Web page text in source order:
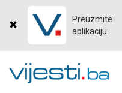
Preuzmite
aplikaciju